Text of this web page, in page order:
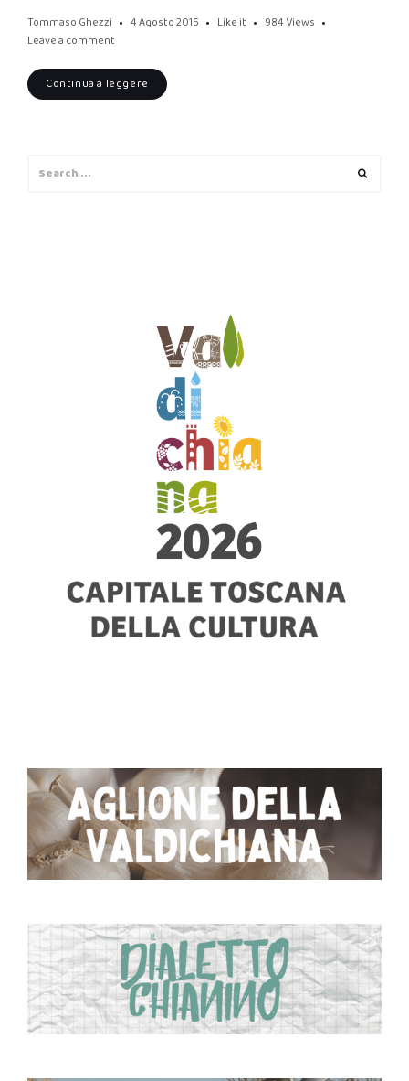
Tommaso Ghezzi 4 Agosto 2015 Like it 984Views
Leave a comment
Continua a leggere